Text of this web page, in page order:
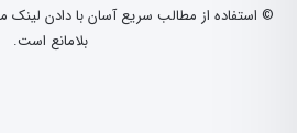
© استفاده از مطالب سریع آسان با دادن لینک
بلامانع است.